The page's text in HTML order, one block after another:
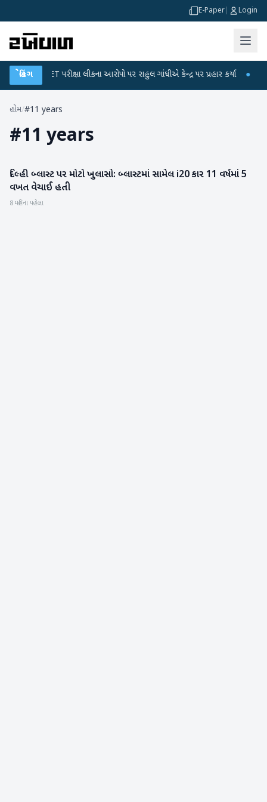
E-Paper Login
બ્રેકિંગ
UGC-NET પરીક્ષા લીકના આરોપો પર રાહુલ ગાંધીએ કેન્દ્ર પર પ્રહાર કર્યા ●
હોમ/#11 years
#11 years
રાષ્ટ્રીય
દિલ્હી બ્લાસ્ટ પર મોટો ખુલાસો: બ્લાસ્ટમાં સામેલ i20 કાર 11 વર્ષમાં 5
વખત વેચાઈ હતી
8 મહિના પહેલા